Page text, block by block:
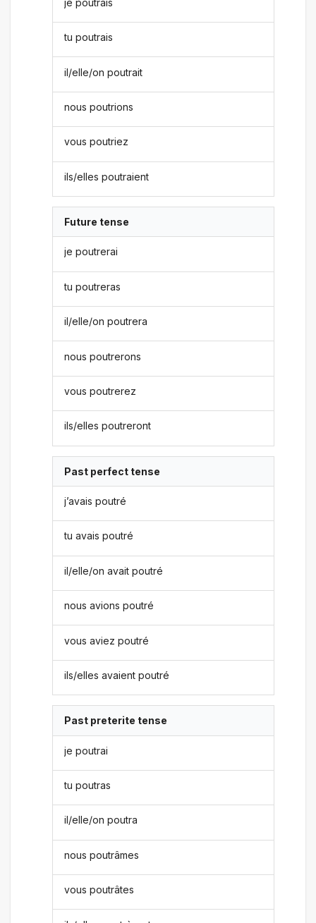
tu poutrais
il/elle/on poutrait
nous poutrions
vous poutriez
ils/elles poutraient
Future tense
je poutrerai
tu poutreras
il/elle/on poutrera
nous poutrerons
vous poutrerez
ils/elles poutreront
Past perfect tense
j’avais poutré
tu avais poutré
il/elle/on avait poutré
nous avions poutré
vous aviez poutré
ils/elles avaient poutré
Past preterite tense
je poutrai
tu poutras
il/elle/on poutra
nous poutrâmes
vous poutrâtes